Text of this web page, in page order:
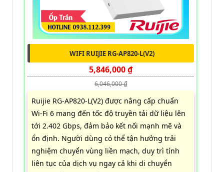
WIFI RUIJIE RG-AP820-L(V2)
5,846,000 ₫
6,046,000 ₫
Ruijie RG-AP820-L(V2) được nâng cấp chuẩn
Wi-Fi 6 mang đến tốc độ truyền tải dữ liệu lên
tới 2.402 Gbps, đảm bảo kết nối mạnh mẽ và
ổn định. Người dùng có thể tận hưởng trải
nghiệm chuyển vùng liền mạch, duy trì tính
liên tục của dịch vụ ngay cả khi di chuyển